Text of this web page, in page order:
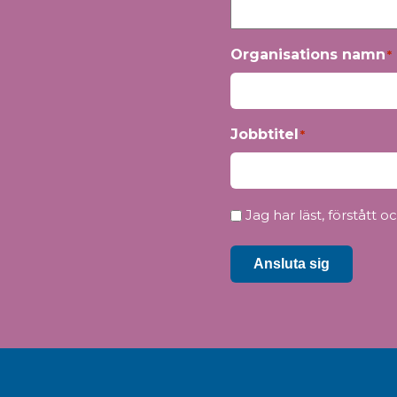
Organisations namn*
Jobbtitel *
Integritet *
Jag har läst, förstått
Ansluta sig